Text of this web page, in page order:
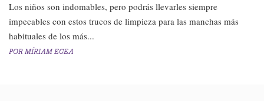
​Los niños son indomables, pero podrás llevarles siempre
impecables con estos trucos de limpieza para las manchas más
habituales de los más...
POR MÍRIAM EGEA